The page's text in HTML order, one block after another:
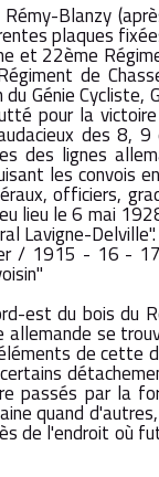
Blanzy
plaques
et 22ème
de
Génie Cycliste,
pour la
des 8,
des lignes
les convois
officiers,
lieu le 6 mai
Lavigne-
/ 1915 - 16 -
est du bois du
se
de cette
passés par la
quand
de l'endroit où